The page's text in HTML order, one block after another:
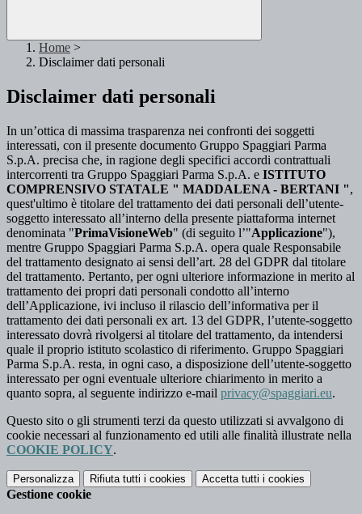
Home >
Disclaimer dati personali
Disclaimer dati personali
In un’ottica di massima trasparenza nei confronti dei soggetti
interessati, con il presente documento Gruppo Spaggiari Parma
S.p.A. precisa che, in ragione degli specifici accordi contrattuali
intercorrenti tra Gruppo Spaggiari Parma S.p.A. e ISTITUTO
COMPRENSIVO STATALE " MADDALENA - BERTANI ",
quest'ultimo è titolare del trattamento dei dati personali dell’utente-
soggetto interessato all’interno della presente piattaforma internet
denominata "PrimaVisioneWeb" (di seguito l’"Applicazione"),
mentre Gruppo Spaggiari Parma S.p.A. opera quale Responsabile
del trattamento designato ai sensi dell’art. 28 del GDPR dal titolare
del trattamento. Pertanto, per ogni ulteriore informazione in merito al
trattamento dei propri dati personali condotto all’interno
dell’Applicazione, ivi incluso il rilascio dell’informativa per il
trattamento dei dati personali ex art. 13 del GDPR, l’utente-soggetto
interessato dovrà rivolgersi al titolare del trattamento, da intendersi
quale il proprio istituto scolastico di riferimento. Gruppo Spaggiari
Parma S.p.A. resta, in ogni caso, a disposizione dell’utente-soggetto
interessato per ogni eventuale ulteriore chiarimento in merito a
quanto sopra, al seguente indirizzo e-mail privacy@spaggiari.eu.
Questo sito o gli strumenti terzi da questo utilizzati si avvalgono di
cookie necessari al funzionamento ed utili alle finalità illustrate nella
COOKIE POLICY.
Personalizza Rifiuta tutti i cookies Accetta tutti i cookies
Gestione cookie